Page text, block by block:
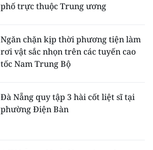
phố trực thuộc Trung ương
Ngăn chặn kịp thời phương tiện làm
rơi vật sắc nhọn trên các tuyến cao
tốc Nam Trung Bộ
Đà Nẵng quy tập 3 hài cốt liệt sĩ tại
phường Điện Bàn